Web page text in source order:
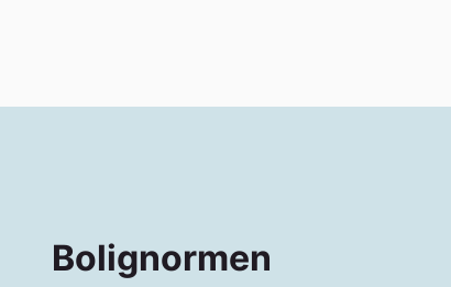
elektriske installasjonen, bare kan
noe som er uheldig, da de har forskjellige
derfor at med en dedikert kurs – menes
Bolignormen